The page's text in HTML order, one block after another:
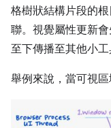
格樹狀結構片段的
聯。視覺屬性更新
至下傳播至其他小工
舉例來說，當可視區